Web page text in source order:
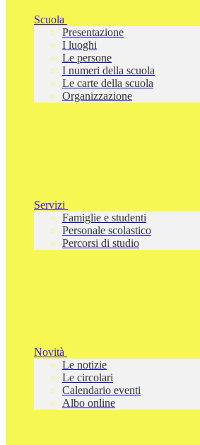
Scuola
Presentazione
I luoghi
Le persone
I numeri della scuola
Le carte della scuola
Organizzazione
Servizi
Famiglie e studenti
Personale scolastico
Percorsi di studio
Novità
Le notizie
Le circolari
Calendario eventi
Albo online